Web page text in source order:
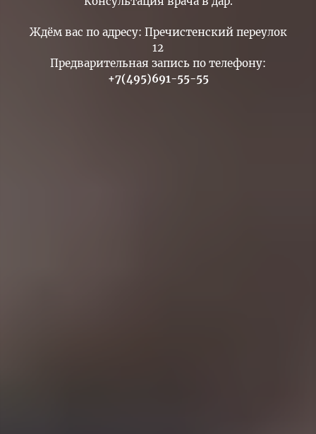
Ждём вас по адресу: Пречистенский переулок
12
Предварительная запись по телефону:
+7(495)691-55-55